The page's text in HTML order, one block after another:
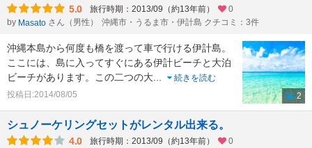
5.0 旅行時期：2013/09（約13年前）
0
by Masato さん（男性） 沖縄市・うるま市・伊計島 クチコミ：3件
沖縄本島から何度も橋を渡って車で行ける伊計島。
ここには、島に入ってすぐにある伊計ビーチと大泊
ビーチがあります。この二つの大
続きを読む
投稿日:2014/08/05
2
シュノーケリングセットがレンタル出来る。
4.0 旅行時期：2013/09（約13年前）
0